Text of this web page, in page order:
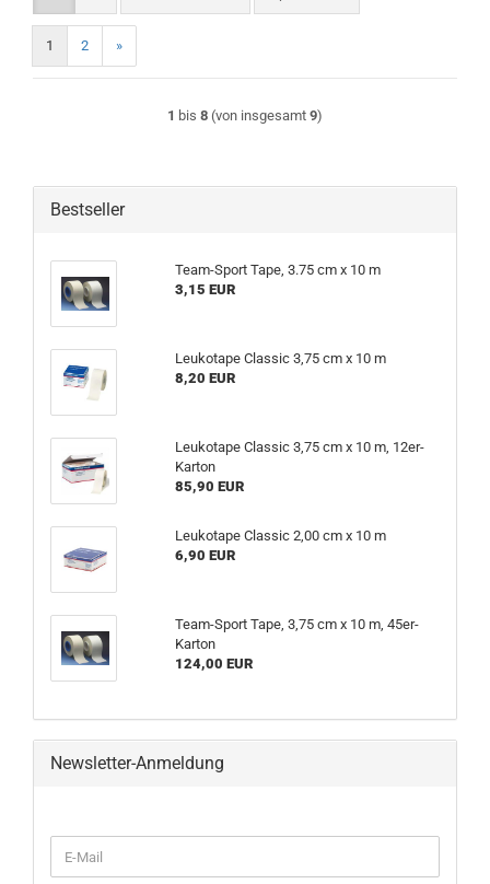
1 2 »
1 bis 8 (von insgesamt 9)
Bestseller
Team-Sport Tape, 3.75 cm x 10 m
3,15 EUR
Leukotape Classic 3,75 cm x 10 m
8,20 EUR
Leukotape Classic 3,75 cm x 10 m, 12er-
Karton
85,90 EUR
Leukotape Classic 2,00 cm x 10 m
6,90 EUR
Team-Sport Tape, 3,75 cm x 10 m, 45er-
Karton
124,00 EUR
Newsletter-Anmeldung
ZUR
E-
Mail